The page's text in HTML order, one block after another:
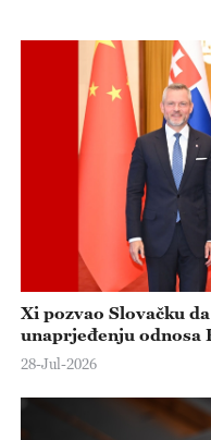
Xi pozvao Slovačku
unaprjeđenju odnosa
28-Jul-2026